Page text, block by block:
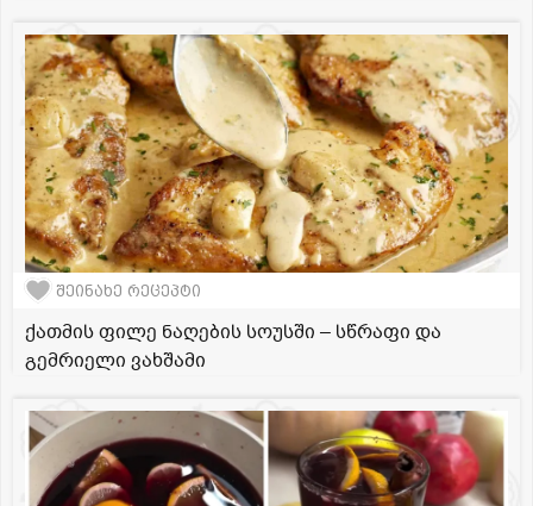
შეინახე რეცეპტი
ქათმის ფილე ნაღების სოუსში – სწრაფი და
გემრიელი ვახშამი